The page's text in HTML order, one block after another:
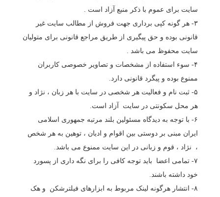
سایت برای عموم با ذکر منبع آزاد است .
۳- هر گونه کپی برداری جهت فروش از مطالب سایت غیر
قانونی بوده و حق پیگیری از طریق مراجع قانونی برای متولیان
سایت محفوظ می باشد .
۴- سوء استفاده از مشخصات و تصاویر خصوصی کاربران
ممنوع بوده و پیگرد قانونی دارد.
۵- ثبت نام و فعالیت هر شخصی در سایت با هر زبان ، نژاد و
هر محل سکونتی در سایت آزاد است.
۶- با توجه به دیدگاه مسئولین بلند مرتبه جمهوری اسلامی
ایران مبنی بر دوستی بین اقوام و ادیان ، توهین به هر شخص
، نژاد ، قوم و زبانی در این سایت ممنوع می باشد.
۷- تمامی اعضا باید توجه کافی را برای نگه داری از پسورد
خود داشته باشند.
۸- انتشار هرگونه لینک مربوط به ابزارهای فیلترشکن و هک